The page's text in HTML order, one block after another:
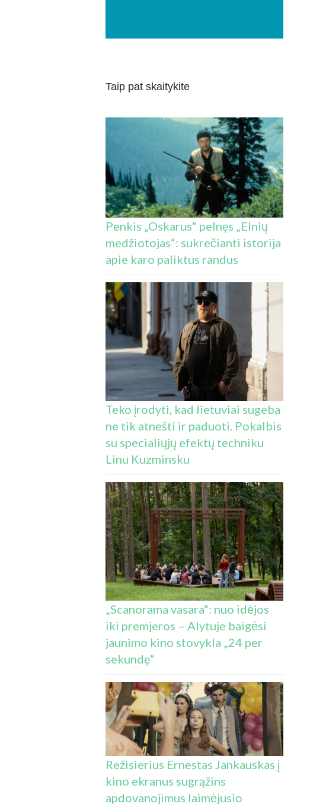
Taip pat skaitykite
Penkis „Oskarus“ pelnęs „Elnių
medžiotojas“: sukrečianti istorija
apie karo paliktus randus
Teko įrodyti, kad lietuviai sugeba
ne tik atnešti ir paduoti. Pokalbis
su specialiųjų efektų techniku
Linu Kuzminsku
„Scanorama vasara“: nuo idėjos
iki premjeros – Alytuje baigėsi
jaunimo kino stovykla „24 per
sekundę“
Režisierius Ernestas Jankauskas į
kino ekranus sugrąžins
apdovanojimus laimėjusio